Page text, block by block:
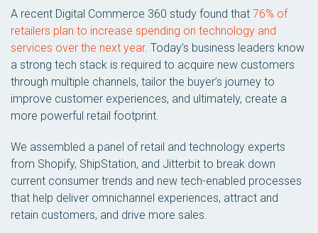
A recent Digital Commerce 360 study found that 76% of
retailers plan to increase spending on technology and
services over the next year. Today’s business leaders know
a strong tech stack is required to acquire new customers
through multiple channels, tailor the buyer’s journey to
improve customer experiences, and ultimately, create a
more powerful retail footprint.
We assembled a panel of retail and technology experts
from Shopify, ShipStation, and Jitterbit to break down
current consumer trends and new tech-enabled processes
that help deliver omnichannel experiences, attract and
retain customers, and drive more sales.